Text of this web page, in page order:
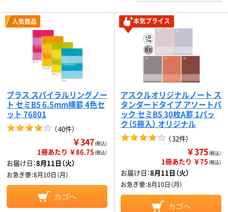
人気商品
プラス スパイラルリングノー
ト セミB5 6.5mm横罫 4色セ
ット 76801
（40件）
￥347（税込）
1冊あたり ￥86.75（税込）
お届け日：8月11日（火）
お急ぎ便：8月10日（月）
カゴへ
本気プライス
アスクルオリジナルノート ス
タンダードタイプ アソートパ
ック セミB5 30枚A罫 1パッ
ク（5冊入） オリジナル
（32件）
￥375（税込）
1冊あたり ￥75（税込）
お届け日：8月11日（火）
お急ぎ便：8月10日（月）
カゴへ